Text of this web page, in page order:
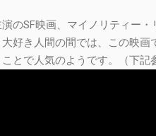
演のSF映画、マイノリティー
好き人間の間では、この映
とで人気のようです。（下記